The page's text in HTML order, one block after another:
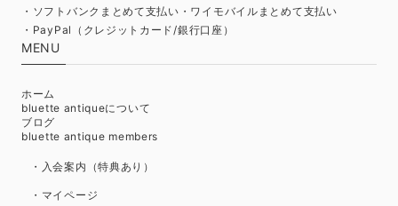
・ソフトバンクまとめて支払い・ワイモバイルまとめて支払い
・PayPal（クレジットカード/銀行口座）
MENU
ホーム
bluette antiqueについて
ブログ
bluette antique members
・入会案内（特典あり）
・マイページ